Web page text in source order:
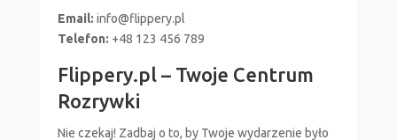
Email: info@flippery.pl
Telefon: +48 123 456 789
Flippery.pl – Twoje Centrum
Rozrywki
Nie czekaj! Zadbaj o to, by Twoje wydarzenie było